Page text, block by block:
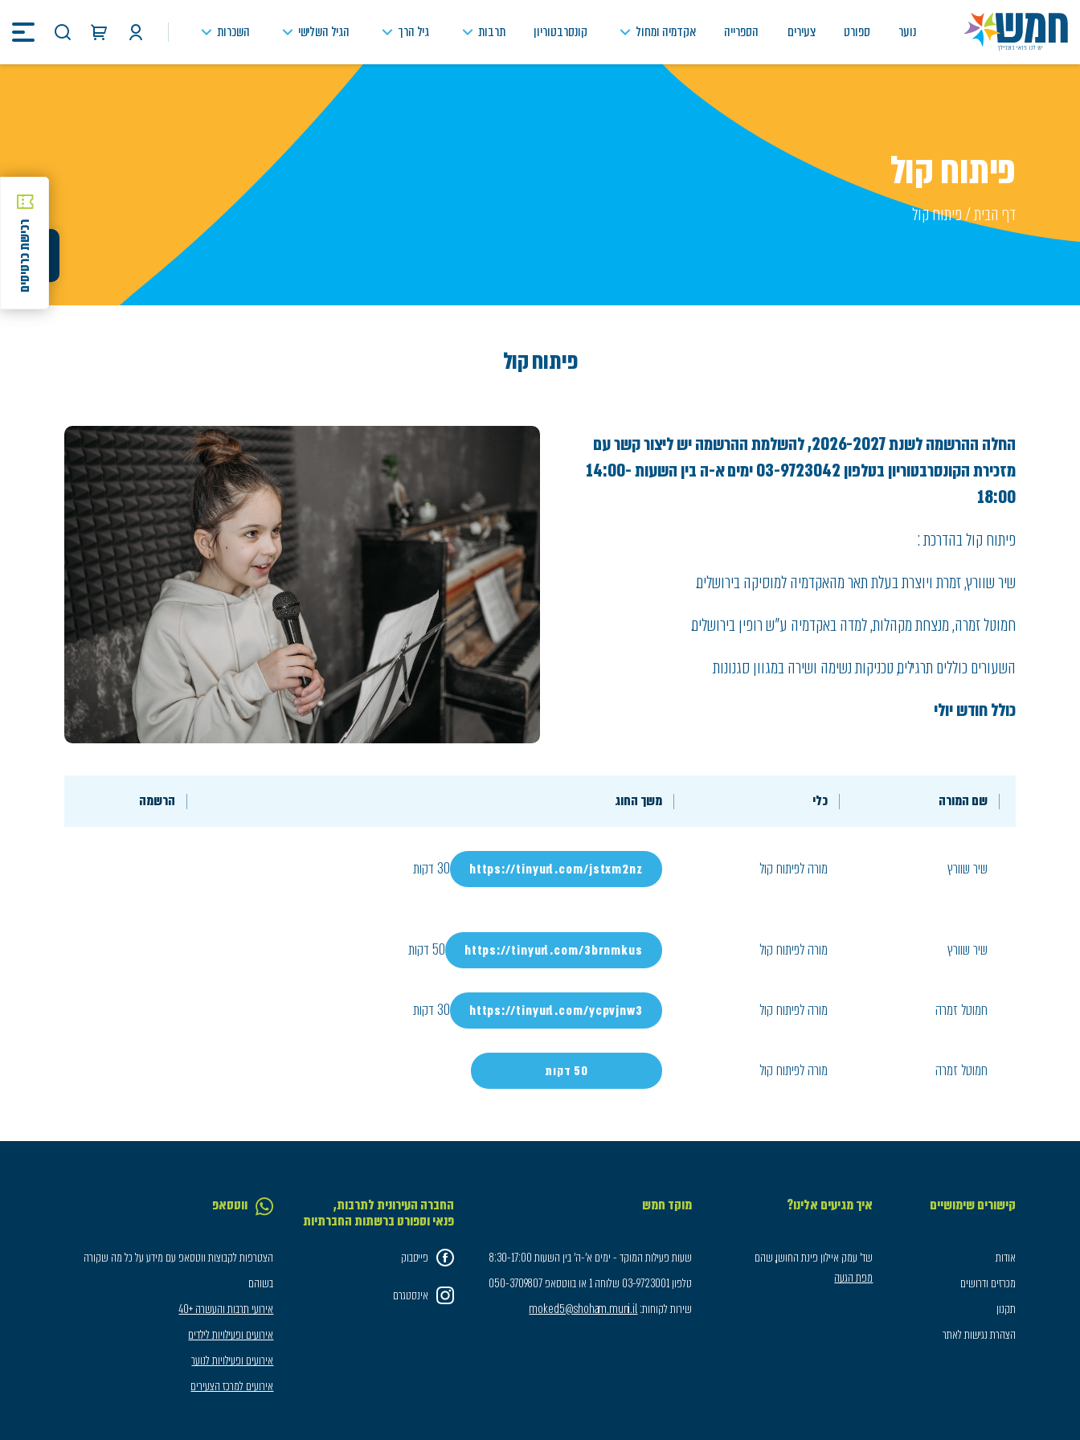
נוער ספורט צעירים הספרייה אקדמיה ומחול קונסרבטוריון תרבות גיל הרך הגיל השלישי השכרות
חיפוש
פיתוח קול
דף הבית/פיתוח קול
שיתוף
רכישת כרטיסים
פיתוח קול
החלה ההרשמה לשנת 2026-2027, להשלמת ההרשמה יש ליצור קשר עם
מזכירת הקונסרבטוריון בטלפון 03-9723042 ימים א-ה בין השעות 14:00-
18:00
פיתוח קול בהדרכת :
שיר שוורץ, זמרת ויוצרת בעלת תאר מהאקדמיה למוסיקה בירושלים.
חמוטל זמרה, מנצחת מקהלות, למדה באקדמיה ע"ש רופין בירושלים.
השעורים כוללים תרגילים, טכניקות נשימה ושירה במגוון סגנונות
כולל חודש יולי
שם המורה כלי משך החוג הרשמה
שיר שוורץ מורה לפיתוח קול https://tinyurl.com/jstxm2nz 30 דקות
שיר שוורץ מורה לפיתוח קול https://tinyurl.com/3brnmkus 50 דקות
חמוטל זמרה מורה לפיתוח קול https://tinyurl.com/ycpvjnw3 30 דקות
חמוטל זמרה מורה לפיתוח קול 50 דקות
קישורים שימושיים
אודות
מכרזים ודרושים
תקנון
הצהרת נגישות לאתר
איך מגיעים אלינו?
שד׳ עמק איילון פינת החושן, שהם
מפת הגעה
מוקד חמש
שעות פעילות המוקד - ימים א'-ה' בין השעות 8:30-17:00
טלפון 03-9723001 שלוחה 1 או בווטסאפ 050-3709807
שירות לקוחות:moked5@shoham.muni.il
החברה העירונית לתרבות,
פנאי וספורט ברשתות החברתיות
פייסבוק
אינסטגרם
ווטסאפ
הצטרפות לקבוצות ווטסאפ עם מידע על כל מה שקורה
בשוהם
אירועי תרבות והעשרה +40
אירועים ופעילויות לילדים
אירועים ופעילויות לנוער
אירועים למרכז הצעירים